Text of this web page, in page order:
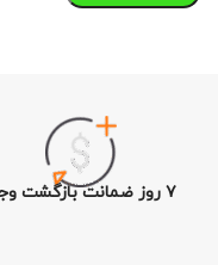
۷ روز ضمانت بازگشت وجه